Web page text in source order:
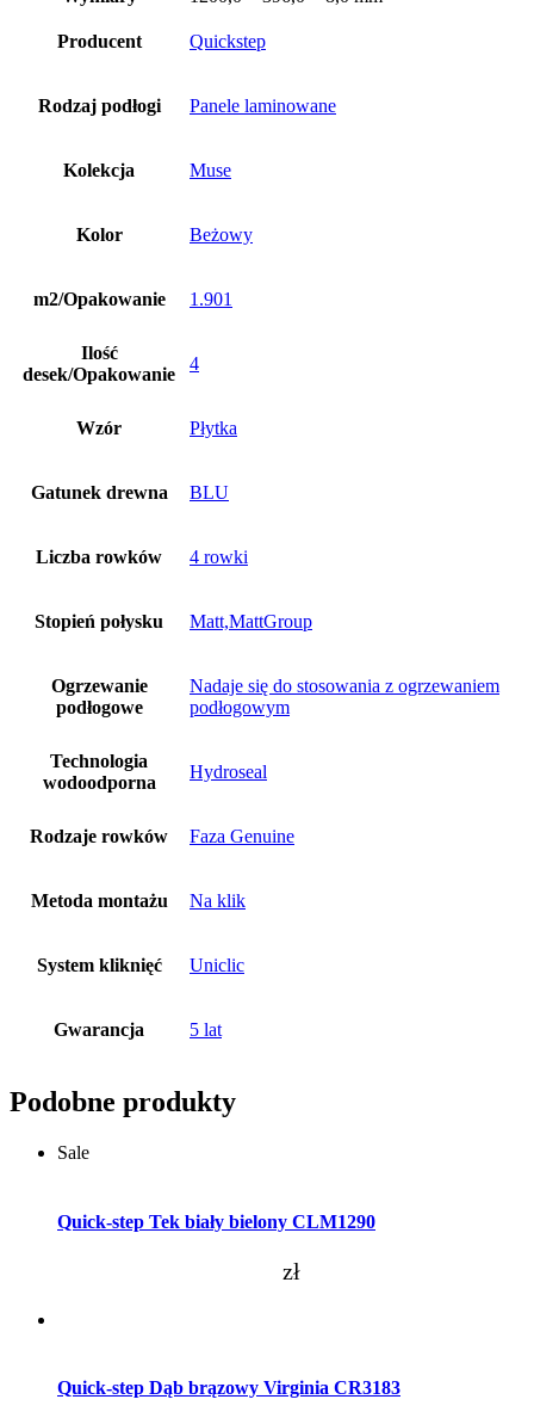
Producent Quickstep
Rodzaj podłogi Panele laminowane
Kolekcja Muse
Kolor Beżowy
m2/Opakowanie 1.901
Ilość
desek/Opakowanie
4
Wzór Płytka
Gatunek drewna BLU
Liczba rowków 4 rowki
Stopień połysku Matt,MattGroup
Ogrzewanie
podłogowe
Nadaje się do stosowania z ogrzewaniem
podłogowym
Technologia
wodoodporna
Hydroseal
Rodzaje rowków Faza Genuine
Metoda montażu Na klik
System kliknięć Uniclic
Gwarancja 5 lat
Podobne produkty
Sale
Quick-step Tek biały bielony CLM1290
zł
Quick-step Dąb brązowy Virginia CR3183